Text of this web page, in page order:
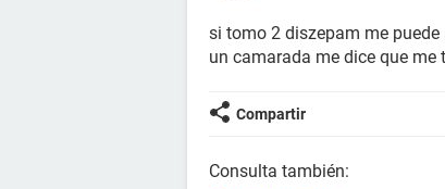
si tomo 2 diszepam me
un camarada me dice que
Compartir
Consulta también: